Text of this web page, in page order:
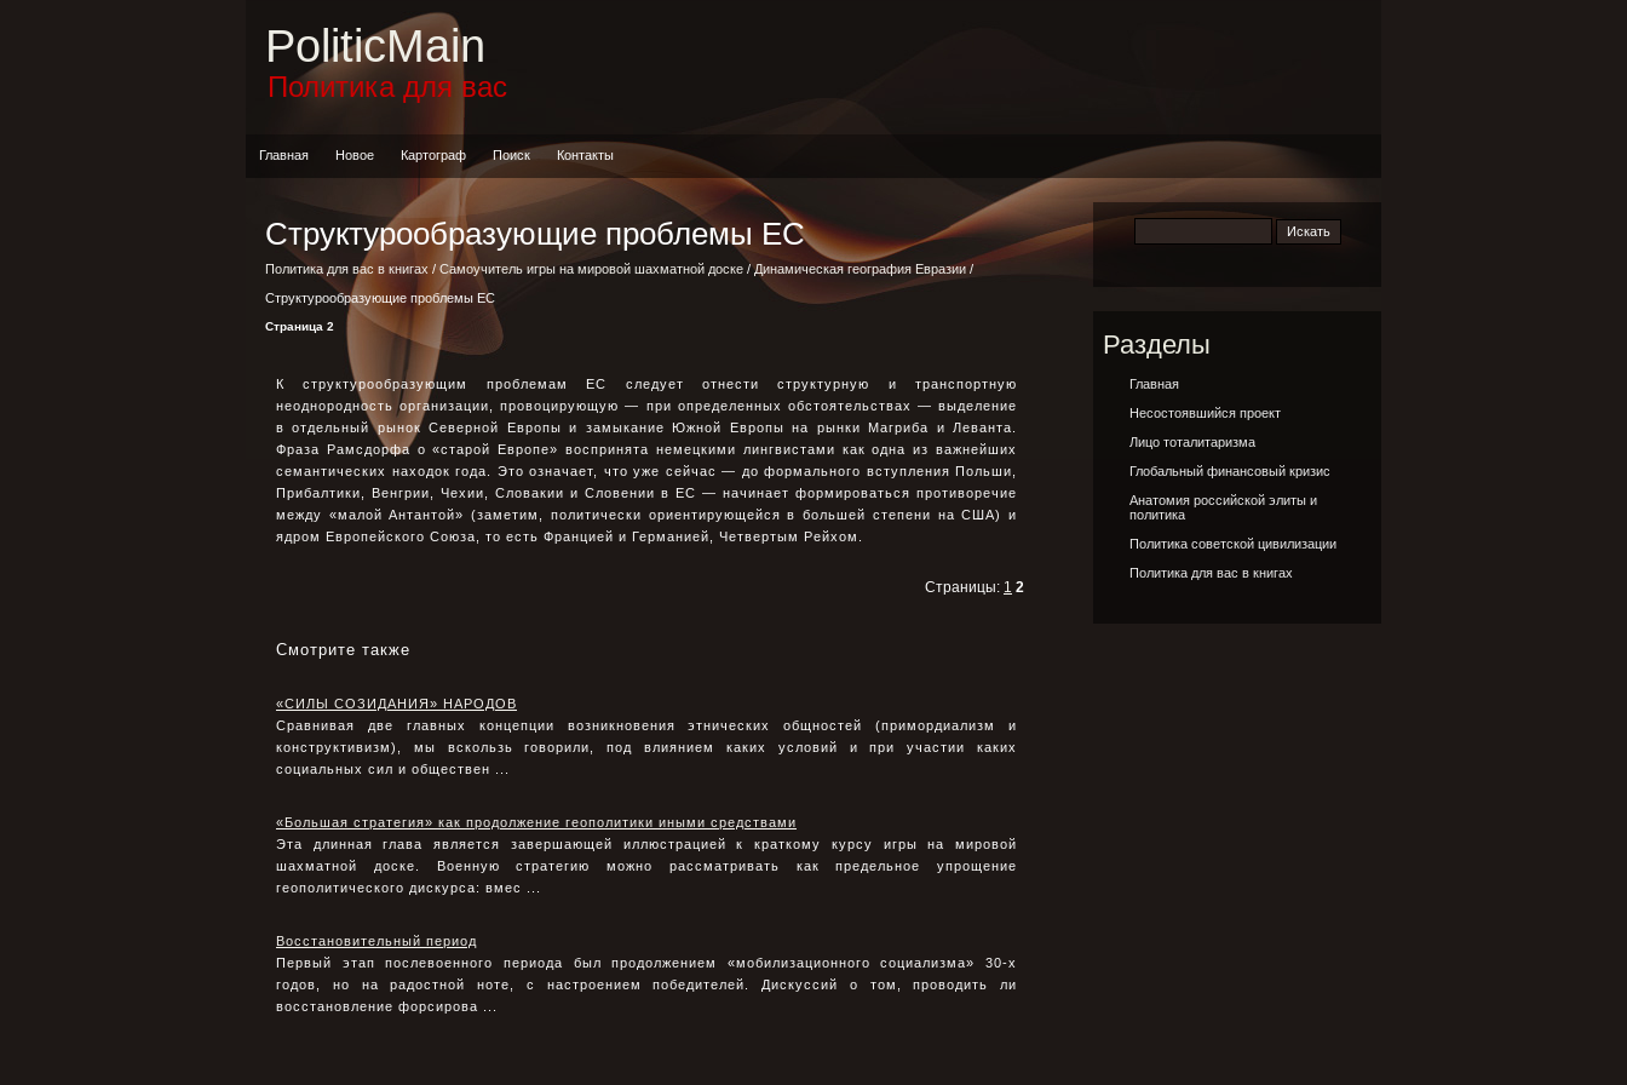
PoliticMain
Политика для вас
Главная Новое Картограф Поиск Контакты
Структурообразующие проблемы ЕС
Политика для вас в книгах / Самоучитель игры на мировой шахматной доске /Динамическая география Евразии /
Структурообразующие проблемы ЕС
Страница 2
К структурообразующим проблемам ЕС следует отнести структурную и транспортную
неоднородность организации, провоцирующую — при определенных обстоятельствах — выделение
в отдельный рынок Северной Европы и замыкание Южной Европы на рынки Магриба и Леванта.
Фраза Рамсдорфа о «старой Европе» воспринята немецкими лингвистами как одна из важнейших
семантических находок года. Это означает, что уже сейчас — до формального вступления Польши,
Прибалтики, Венгрии, Чехии, Словакии и Словении в ЕС — начинает формироваться противоречие
между «малой Антантой» (заметим, политически ориентирующейся в большей степени на США) и
ядром Европейского Союза, то есть Францией и Германией, Четвертым Рейхом.
Страницы: 1 2
Смотрите также
«СИЛЫ СОЗИДАНИЯ» НАРОДОВ
Сравнивая две главных концепции возникновения этнических общностей (примордиализм и
конструктивизм), мы вскользь говорили, под влиянием каких условий и при участии каких
социальных сил и обществен ...
«Большая стратегия» как продолжение геополитики иными средствами
Эта длинная глава является завершающей иллюстрацией к краткому курсу игры на мировой
шахматной доске. Военную стратегию можно рассматривать как предельное упрощение
геополитического дискурса: вмес ...
Восстановительный период
Первый этап послевоенного периода был продолжением «мобилизационного социализма» 30-х
годов, но на радостной ноте, с настроением победителей. Дискуссий о том, проводить ли
восстановление форсирова ...
Разделы
Главная
Несостоявшийся проект
Лицо тоталитаризма
Глобальный финансовый кризис
Анатомия российской элиты и
политика
Политика советской цивилизации
Политика для вас в книгах